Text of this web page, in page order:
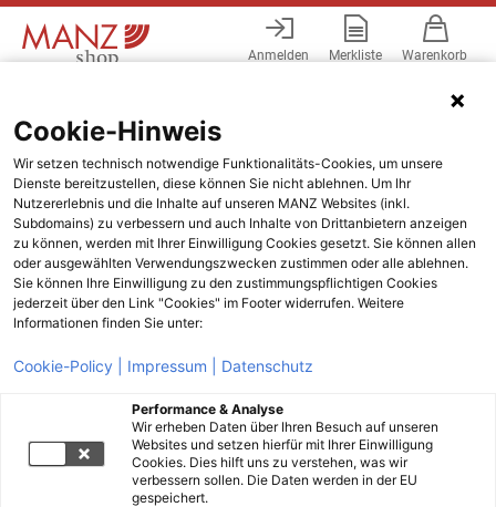
Anmelden Merkliste Warenkorb
Cookie-Hinweis
Wir setzen technisch notwendige Funktionalitäts-Cookies, um unsere
Dienste bereitzustellen, diese können Sie nicht ablehnen. Um Ihr
Nutzererlebnis und die Inhalte auf unseren MANZ Websites (inkl.
Subdomains) zu verbessern und auch Inhalte von Drittanbietern anzeigen
zu können, werden mit Ihrer Einwilligung Cookies gesetzt. Sie können allen
oder ausgewählten Verwendungszwecken zustimmen oder alle ablehnen.
Sie können Ihre Einwilligung zu den zustimmungspflichtigen Cookies
jederzeit über den Link "Cookies" im Footer widerrufen. Weitere
Informationen finden Sie unter:
Cookie-Policy | Impressum | Datenschutz
Performance & Analyse
Wir erheben Daten über Ihren Besuch auf unseren
Websites und setzen hierfür mit Ihrer Einwilligung
Cookies. Dies hilft uns zu verstehen, was wir
verbessern sollen. Die Daten werden in der EU
gespeichert.